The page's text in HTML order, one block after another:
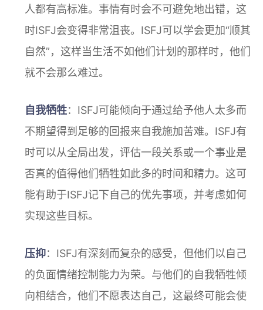
人都有高标准。事情有时会不可避免地出错，这
时ISFJ会变得非常沮丧。ISFJ可以学会更加“顺其
自然”，这样当生活不如他们计划的那样时，他们
就不会那么难过。
自我牺牲：ISFJ可能倾向于通过给予他人太多而
不期望得到足够的回报来自我施加苦难。ISFJ有
时可以从全局出发，评估一段关系或一个事业是
否真的值得他们牺牲如此多的时间和精力。这可
能有助于ISFJ记下自己的优先事项，并考虑如何
实现这些目标。
压抑：ISFJ有深刻而复杂的感受，但他们以自己
的负面情绪控制能力为荣。与他们的自我牺牲倾
向相结合，他们不愿表达自己，这最终可能会使